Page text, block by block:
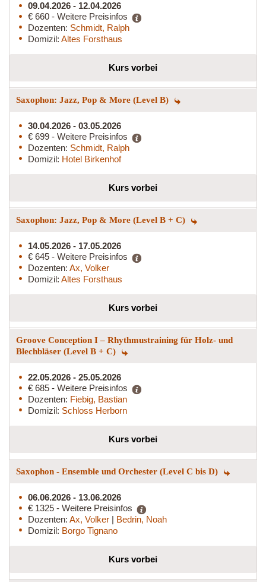
09.04.2026 - 12.04.2026
€ 660 - Weitere Preisinfos
Dozenten: Schmidt, Ralph
Domizil: Altes Forsthaus
Kurs vorbei
Saxophon: Jazz, Pop & More (Level B)
30.04.2026 - 03.05.2026
€ 699 - Weitere Preisinfos
Dozenten: Schmidt, Ralph
Domizil: Hotel Birkenhof
Kurs vorbei
Saxophon: Jazz, Pop & More (Level B + C)
14.05.2026 - 17.05.2026
€ 645 - Weitere Preisinfos
Dozenten: Ax, Volker
Domizil: Altes Forsthaus
Kurs vorbei
Groove Conception I – Rhythmustraining für Holz- und
Blechbläser (Level B + C)
22.05.2026 - 25.05.2026
€ 685 - Weitere Preisinfos
Dozenten: Fiebig, Bastian
Domizil: Schloss Herborn
Kurs vorbei
Saxophon - Ensemble und Orchester (Level C bis D)
06.06.2026 - 13.06.2026
€ 1325 - Weitere Preisinfos
Dozenten: Ax, Volker | Bedrin, Noah
Domizil: Borgo Tignano
Kurs vorbei